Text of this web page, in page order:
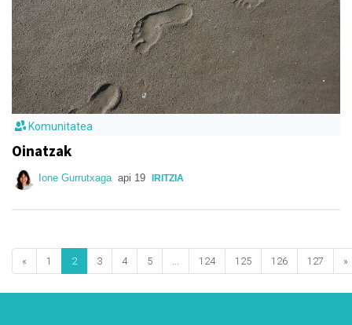
Komunitatea
Oinatzak
Ione Gurrutxaga api 19 IRITZIA
« 1 2 3 4 5 ... 124 125 126 127 »